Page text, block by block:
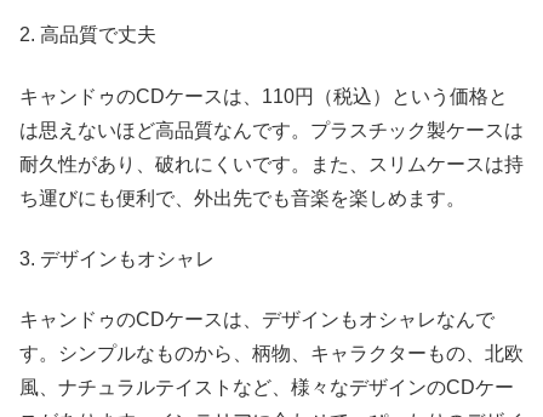
2. 高品質で丈夫
キャンドゥのCDケースは、110円（税込）という価格と
は思えないほど高品質なんです。プラスチック製ケースは
耐久性があり、破れにくいです。また、スリムケースは持
ち運びにも便利で、外出先でも音楽を楽しめます。
3. デザインもオシャレ
キャンドゥのCDケースは、デザインもオシャレなんで
す。シンプルなものから、柄物、キャラクターもの、北欧
風、ナチュラルテイストなど、様々なデザインのCDケー